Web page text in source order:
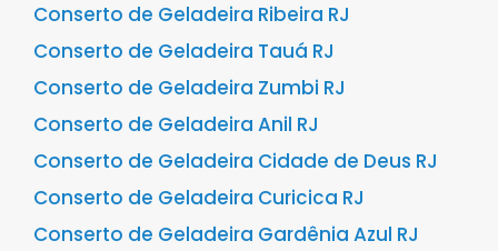
Conserto de Geladeira Ribeira RJ
Conserto de Geladeira Tauá RJ
Conserto de Geladeira Zumbi RJ
Conserto de Geladeira Anil RJ
Conserto de Geladeira Cidade de Deus RJ
Conserto de Geladeira Curicica RJ
Conserto de Geladeira Gardênia Azul RJ